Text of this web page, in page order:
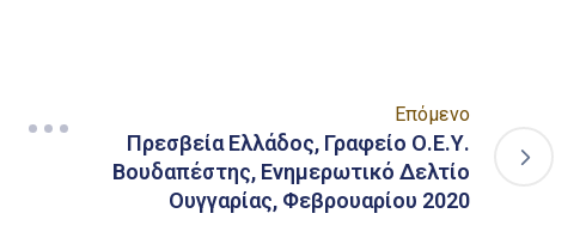
Επόμενο
Πρεσβεία Ελλάδος, Γραφείο Ο.Ε.Υ.
Βουδαπέστης, Ενημερωτικό Δελτίο
Ουγγαρίας, Φεβρουαρίου 2020